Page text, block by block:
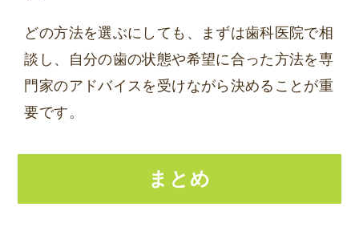
どの方法を選ぶにしても、まずは歯科医院で相
談し、自分の歯の状態や希望に合った方法を専
門家のアドバイスを受けながら決めることが重
要です。
まとめ